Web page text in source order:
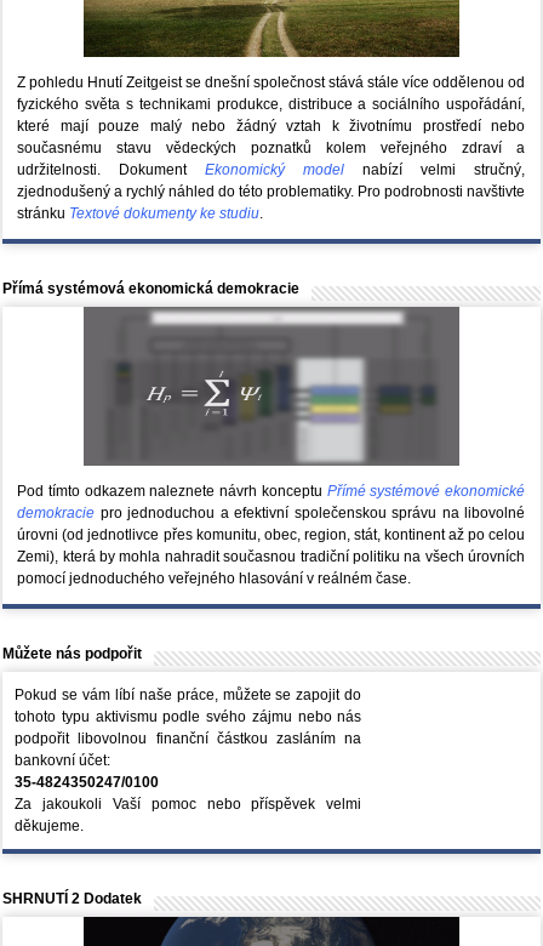
Z pohledu Hnutí Zeitgeist se dnešní společnost stává stále více oddělenou od
fyzického světa s technikami produkce, distribuce a sociálního uspořádání,
které mají pouze malý nebo žádný vztah k životnímu prostředí nebo
současnému stavu vědeckých poznatků kolem veřejného zdraví a
udržitelnosti. DokumentEkonomický model nabízí velmi stručný,
zjednodušený a rychlý náhled do této problematiky. Pro podrobnosti navštivte
stránku Textové dokumenty ke studiu.
Přímá systémová ekonomická demokracie
Pod tímto odkazem naleznete návrh konceptu Přímé systémové ekonomické
demokracie pro jednoduchou a efektivní společenskou správu na libovolné
úrovni (od jednotlivce přes komunitu, obec, region, stát, kontinent až po celou
Zemi), která by mohla nahradit současnou tradiční politiku na všech úrovních
pomocí jednoduchého veřejného hlasování v reálném čase.
Můžete nás podpořit
Pokud se vám líbí naše práce, můžete se zapojit do
tohoto typu aktivismu podle svého zájmu nebo nás
podpořit libovolnou finanční částkou zasláním na
bankovní účet:
35-4824350247/0100
Za jakoukoli Vaší pomoc nebo příspěvek velmi
děkujeme.
SHRNUTÍ 2 Dodatek